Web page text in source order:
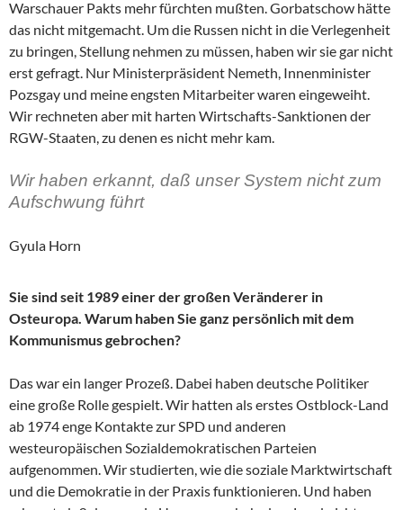
Warschauer Pakts mehr fürchten mußten. Gorbatschow hätte
das nicht mitgemacht. Um die Russen nicht in die Verlegenheit
zu bringen, Stellung nehmen zu müssen, haben wir sie gar nicht
erst gefragt. Nur Ministerpräsident Nemeth, Innenminister
Pozsgay und meine engsten Mitarbeiter waren eingeweiht.
Wir rechneten aber mit harten Wirtschafts-Sanktionen der
RGW-Staaten, zu denen es nicht mehr kam.
Wir haben erkannt, daß unser System nicht zum
Aufschwung führt
Gyula Horn
Sie sind seit 1989 einer der großen Veränderer in
Osteuropa. Warum haben Sie ganz persönlich mit dem
Kommunismus gebrochen?
Das war ein langer Prozeß. Dabei haben deutsche Politiker
eine große Rolle gespielt. Wir hatten als erstes Ostblock-Land
ab 1974 enge Kontakte zur SPD und anderen
westeuropäischen Sozialdemokratischen Parteien
aufgenommen. Wir studierten, wie die soziale Marktwirtschaft
und die Demokratie in der Praxis funktionieren. Und haben